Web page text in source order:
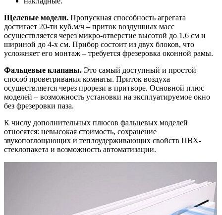
Щелевые модели. Пропускная способность агрегата
достигает 20-ти куб.м/ч – приток воздушных масс
осуществляется через микро-отверстие высотой до 1,6 см и
шириной до 4-х см. Прибор состоит из двух блоков, что
усложняет его монтаж – требуется фрезеровка оконной рамы.
Фальцевые клапаны. Это самый доступный и простой
способ проветривания комнаты. Приток воздуха
осуществляется через прорези в притворе. Основной плюс
моделей – возможность установки на эксплуатируемое окно
без фрезеровки паза.
К числу дополнительных плюсов фальцевых моделей
относятся: невысокая стоимость, сохранение
звукопоглощающих и теплоудерживающих свойств ПВХ-
стеклопакета и возможность автоматизации.